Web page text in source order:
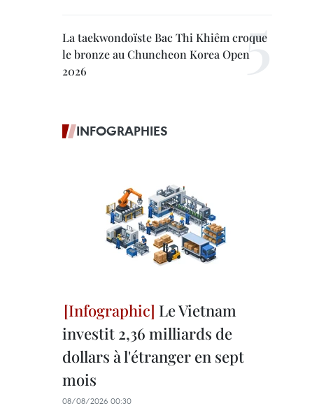
La taekwondoïste Bac Thi Khiêm croque
le bronze au Chuncheon Korea Open
2026
INFOGRAPHIES
Le Vietnam
investit 2,36 milliards de
dollars à l'étranger en sept
mois
08/08/2026 00:30